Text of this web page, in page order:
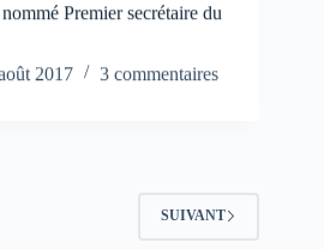
Premier secrétaire du
2017 3 commentaires
SUIVANT